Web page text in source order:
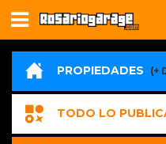
PROPIEDADES (+
TODO LO